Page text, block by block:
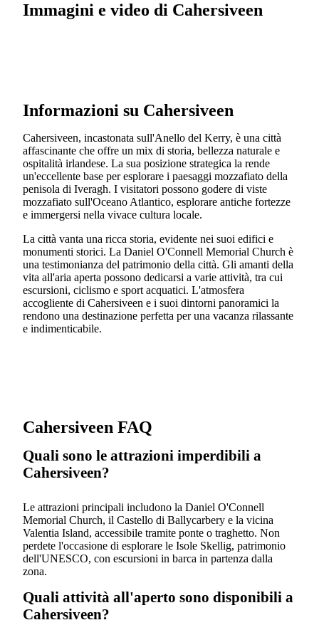
Immagini e video di Cahersiveen
Informazioni su Cahersiveen
Cahersiveen, incastonata sull'Anello del Kerry, è una città
affascinante che offre un mix di storia, bellezza naturale e
ospitalità irlandese. La sua posizione strategica la rende
un'eccellente base per esplorare i paesaggi mozzafiato della
penisola di Iveragh. I visitatori possono godere di viste
mozzafiato sull'Oceano Atlantico, esplorare antiche fortezze
e immergersi nella vivace cultura locale.
La città vanta una ricca storia, evidente nei suoi edifici e
monumenti storici. La Daniel O'Connell Memorial Church è
una testimonianza del patrimonio della città. Gli amanti della
vita all'aria aperta possono dedicarsi a varie attività, tra cui
escursioni, ciclismo e sport acquatici. L'atmosfera
accogliente di Cahersiveen e i suoi dintorni panoramici la
rendono una destinazione perfetta per una vacanza rilassante
e indimenticabile.
Cahersiveen FAQ
Quali sono le attrazioni imperdibili a
Cahersiveen?
Le attrazioni principali includono la Daniel O'Connell
Memorial Church, il Castello di Ballycarbery e la vicina
Valentia Island, accessibile tramite ponte o traghetto. Non
perdete l'occasione di esplorare le Isole Skellig, patrimonio
dell'UNESCO, con escursioni in barca in partenza dalla
zona.
Quali attività all'aperto sono disponibili a
Cahersiveen?